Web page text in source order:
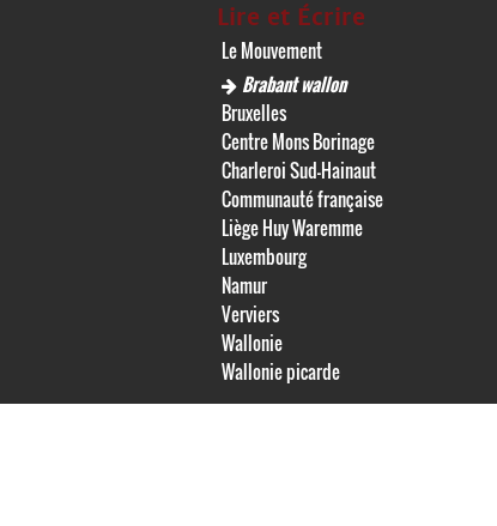
Lire et Écrire
Le Mouvement
Brabant wallon
Bruxelles
Centre Mons Borinage
Charleroi Sud-Hainaut
Communauté française
Liège Huy Waremme
Luxembourg
Namur
Verviers
Wallonie
Wallonie picarde